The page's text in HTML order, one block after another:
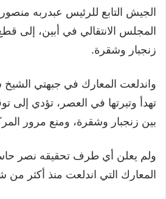
الجيش التابع للرئيس عبدربه
المجلس الانتقالي في أبين، إلى
زنجبار وشقرة.
واندلعت المعارك في جبهتي
تهدأ وتيرتها في العصر، تؤدي إلى
بين زنجبار وشقرة، ومنع مرور
ولم يعلن أي طرف تحقيقه نصر
المعارك التي اندلعت منذ أكثر من